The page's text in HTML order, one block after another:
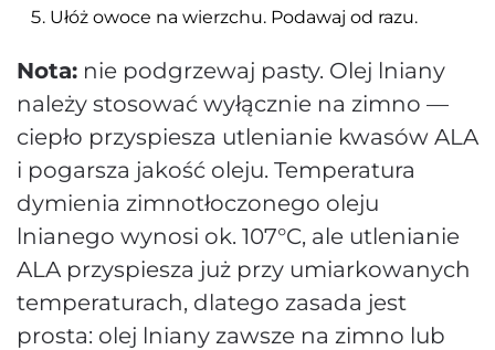
Ułóż owoce na wierzchu. Podawaj od razu.
Nota: nie podgrzewaj pasty. Olej lniany
należy stosować wyłącznie na zimno —
ciepło przyspiesza utlenianie kwasów ALA
i pogarsza jakość oleju. Temperatura
dymienia zimnotłoczonego oleju
lnianego wynosi ok. 107°C, ale utlenianie
ALA przyspiesza już przy umiarkowanych
temperaturach, dlatego zasada jest
prosta: olej lniany zawsze na zimno lub